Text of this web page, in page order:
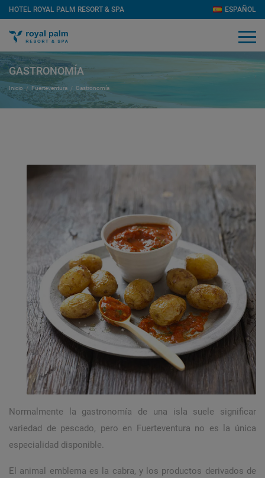
HOTEL ROYAL PALM RESORT & SPA ESPAÑOL
GASTRONOMÍA
Inicio Fuerteventura Gastronomía
Normalmente la gastronomía de una isla suele significar
variedad de pescado, pero en Fuerteventura no es la única
especialidad disponible.
El animal emblema es la cabra, y los productos derivados de